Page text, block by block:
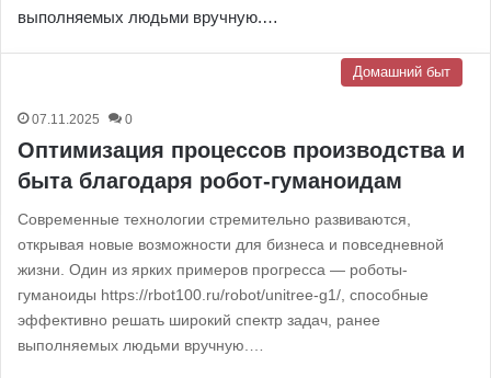
выполняемых людьми вручную.…
Домашний быт
07.11.2025 0
Оптимизация процессов производства и
быта благодаря робот-гуманоидам
Современные технологии стремительно развиваются,
открывая новые возможности для бизнеса и повседневной
жизни. Один из ярких примеров прогресса — роботы-
гуманоиды https://rbot100.ru/robot/unitree-g1/, способные
эффективно решать широкий спектр задач, ранее
выполняемых людьми вручную.…